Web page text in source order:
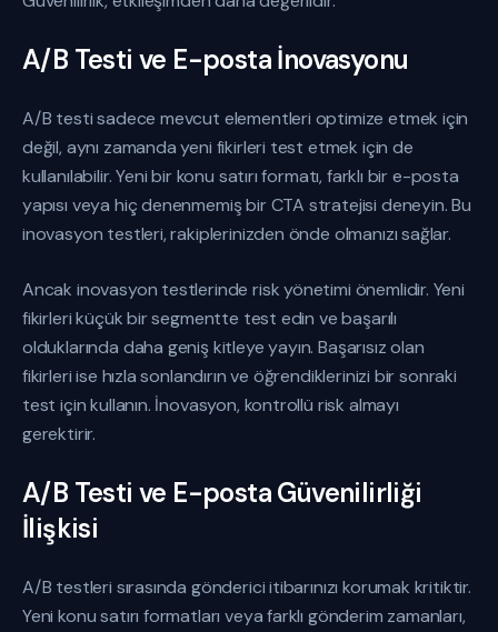
A/B Testi ve E-posta İnovasyonu
A/B testi sadece mevcut elementleri optimize etmek için
değil, aynı zamanda yeni fikirleri test etmek için de
kullanılabilir. Yeni bir konu satırı formatı, farklı bir e-posta
yapısı veya hiç denenmemiş bir CTA stratejisi deneyin. Bu
inovasyon testleri, rakiplerinizden önde olmanızı sağlar.
Ancak inovasyon testlerinde risk yönetimi önemlidir. Yeni
fikirleri küçük bir segmentte test edin ve başarılı
olduklarında daha geniş kitleye yayın. Başarısız olan
fikirleri ise hızla sonlandırın ve öğrendiklerinizi bir sonraki
test için kullanın. İnovasyon, kontrollü risk almayı
gerektirir.
A/B Testi ve E-posta Güvenilirliği
İlişkisi
A/B testleri sırasında gönderici itibarınızı korumak kritiktir.
Yeni konu satırı formatları veya farklı gönderim zamanları,